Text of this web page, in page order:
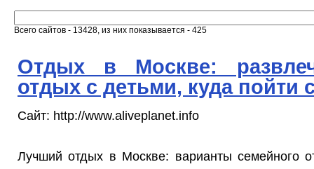
Всего сайтов - 13428, из них показывается - 425
Отдых в Москве:
отдых с детьми, куда пойти
Сайт: http://www.aliveplanet.info
Лучший отдых в Москве: варианты семейного